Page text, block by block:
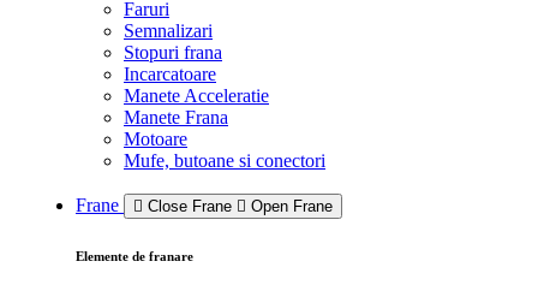
Faruri
Semnalizari
Stopuri frana
Incarcatoare
Manete Acceleratie
Manete Frana
Motoare
Mufe, butoane si conectori
Frane Close Frane Open Frane
Elemente de franare